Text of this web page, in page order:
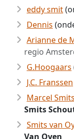
eddy smit
Dennis
Arianne de
regio
G.Hoogaars
J.C. Franssen
Marcel
Smits
Smits van
Van Oyen